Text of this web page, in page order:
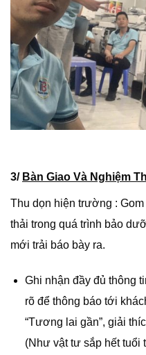
3/ Bàn Giao Và Nghiệm
Thu dọn hiện trường :
thải trong quá trình bảo
mới trải báo bày ra.
Ghi nhận đầy đủ thông
rõ để thông báo tới
“Tương lai gần”, giải
(Như vật tư sắp hết tuổi